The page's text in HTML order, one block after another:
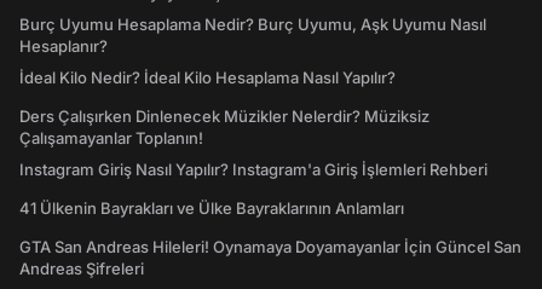
Burç Uyumu Hesaplama Nedir? Burç Uyumu, Aşk Uyumu Nasıl
Hesaplanır?
İdeal Kilo Nedir? İdeal Kilo Hesaplama Nasıl Yapılır?
Ders Çalışırken Dinlenecek Müzikler Nelerdir? Müziksiz
Çalışamayanlar Toplanın!
Instagram Giriş Nasıl Yapılır? Instagram'a Giriş İşlemleri Rehberi
41 Ülkenin Bayrakları ve Ülke Bayraklarının Anlamları
GTA San Andreas Hileleri! Oynamaya Doyamayanlar İçin Güncel San
Andreas Şifreleri